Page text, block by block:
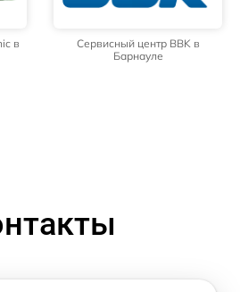
в
Сервисный центр BBK в
Барнауле